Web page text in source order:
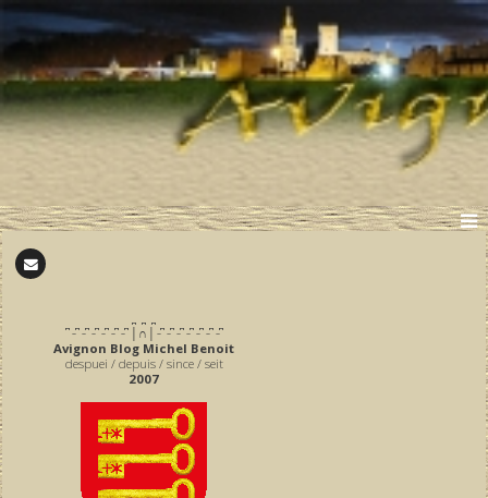
͆ ̵ ͆ ̵ ͆ ̵ ͆ ̵ ͆ ̵ ͆ ̵ ͆ │∩│ ̵ ͆ ̵ ͆ ̵ ͆ ̵ ͆ ̵ ͆ ̵ ͆ ̵ ͆
Avignon Blog Michel Benoit
despuei / depuis / since / seit
2007